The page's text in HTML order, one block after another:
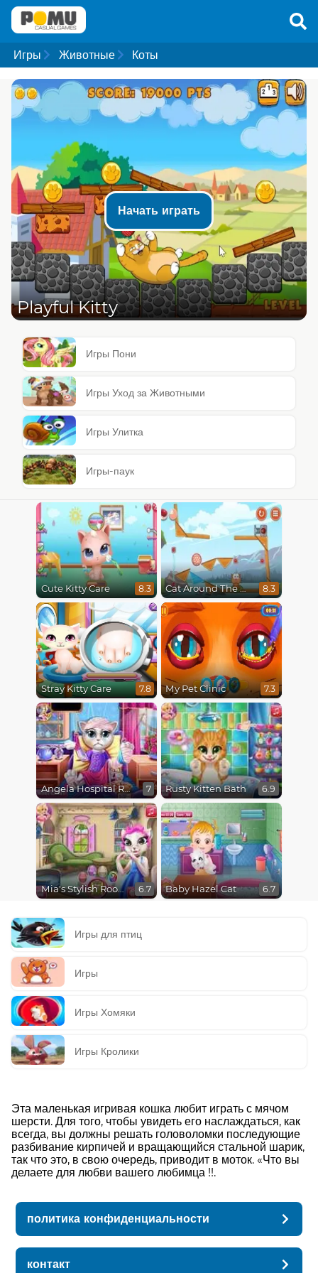
Игры Животные Коты
Начать играть
Playful Kitty
Игры Пони
Игры Уход за Животными
Игры Улитка
Игры-паук
Cute Kitty Care 8.3 Cat Around The World 8.3
Stray Kitty Care 7.8 My Pet Clinic 7.3
Angela Hospital Recovery 7 Rusty Kitten Bath 6.9
Mia's Stylish Room 6.7 Baby Hazel Cat 6.7
Игры для птиц
Игры
Игры Хомяки
Игры Кролики
Эта маленькая игривая кошка любит играть с мячом
шерсти. Для того, чтобы увидеть его наслаждаться, как
всегда, вы должны решать головоломки последующие
разбивание кирпичей и вращающийся стальной шарик,
так что это, в свою очередь, приводит в моток. «Что вы
делаете для любви вашего любимца !!.
политика конфиденциальности
контакт